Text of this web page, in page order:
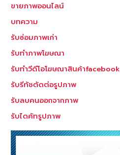
ขายภาพออนไลน์
บทความ
รับซ่อมภาพเก่า
รับทำภาพโฆษณา
รับทำวีดีโอโฆษณาสินค้าfacebook
รับรีทัชตัดต่อรูปภาพ
รับลบคนออกจากภาพ
รับไดคัทรูปภาพ